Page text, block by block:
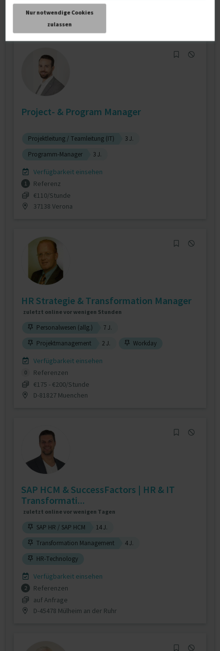
Nur notwendige Cookies
zulassen
auf Anfrage
nicht angegeben
Project- & Program Manager
Projektleitung / Teamleitung (IT)
3 J.
Programm-Manager
3 J.
Verfügbarkeit einsehen
1
Referenz
€110/Stunde
37138 Verona
HR Strategie & Transformation Manager
zuletzt online vor wenigen Stunden
Personalwesen (allg.)
7 J.
Projektmanagement
2 J. Workday
Verfügbarkeit einsehen
0
Referenzen
€175 - €200/Stunde
D-81827 Muenchen
SAP HCM & SuccessFactors | HR & IT
Transformati...
zuletzt online vor wenigen Tagen
SAP HR / SAP HCM
14 J.
Transformation Management
4 J.
HR-Technology
Verfügbarkeit einsehen
2
Referenzen
auf Anfrage
D-45478 Mülheim an der Ruhr